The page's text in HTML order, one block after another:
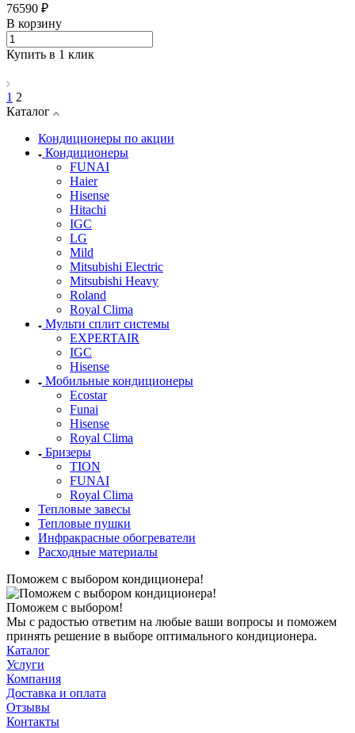
76590 ₽
В корзину
Купить в 1 клик
1 2
Каталог
Кондиционеры по акции
Кондиционеры
FUNAI
Haier
Hisense
Hitachi
IGC
LG
Mild
Mitsubishi Electric
Mitsubishi Heavy
Roland
Royal Clima
Мульти сплит системы
EXPERTAIR
IGC
Hisense
Мобильные кондиционеры
Ecostar
Funai
Hisense
Royal Clima
Бризеры
TION
FUNAI
Royal Clima
Тепловые завесы
Тепловые пушки
Инфракрасные обогреватели
Расходные материалы
Поможем с выбором кондиционера!
Поможем с выбором!
Мы с радостью ответим на любые ваши вопросы и поможем
принять решение в выборе оптимального кондиционера.
Каталог
Услуги
Компания
Доставка и оплата
Отзывы
Контакты